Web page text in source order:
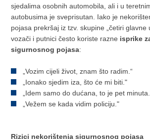
sjedalima osobnih automobila, ali i u
autobusima je sveprisutan. Iako je
pojasa prekršaj iz tzv. skupine „četiri glavne
vozači i putnici često koriste razne isprike
sigurnosnog pojasa:
„Vozim cijeli život, znam što radim.“
„Ionako sjedim iza, što će mi biti."
„Idem samo do dućana, to je pet
„Vežem se kada vidim policiju."
Rizici nekorištenja sigurnosnog pojasa